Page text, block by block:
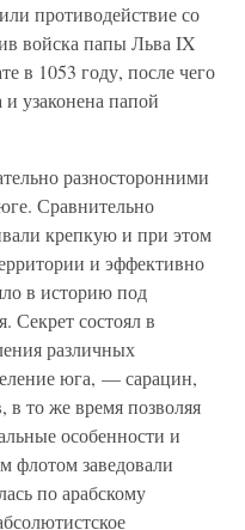
противодействие со
войска папы Льва IX
в 1053 году, после чего
узаконена папой
разносторонними
Сравнительно
крепкую и при этом
и эффективно
в историю под
Секрет состоял в
различных
юга, — сарацин,
в то же время позволяя
особенности и
флотом заведовали
по арабскому